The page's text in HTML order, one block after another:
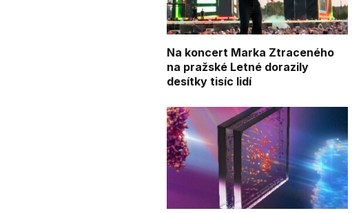
Na koncert Marka Ztraceného
na pražské Letné dorazily
desítky tisíc lidí